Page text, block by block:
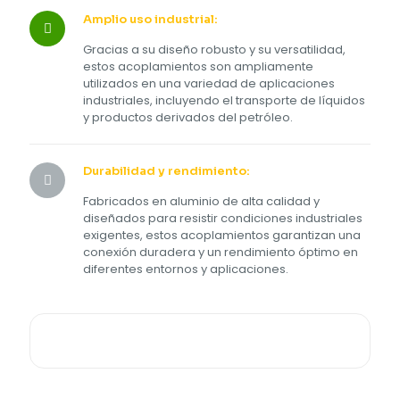
Amplio uso industrial:
Gracias a su diseño robusto y su versatilidad,
estos acoplamientos son ampliamente
utilizados en una variedad de aplicaciones
industriales, incluyendo el transporte de líquidos
y productos derivados del petróleo.
Durabilidad y rendimiento:
Fabricados en aluminio de alta calidad y
diseñados para resistir condiciones industriales
exigentes, estos acoplamientos garantizan una
conexión duradera y un rendimiento óptimo en
diferentes entornos y aplicaciones.